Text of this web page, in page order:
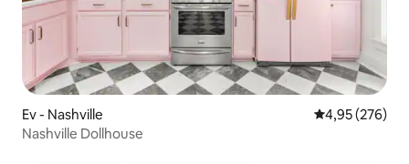
Ev - Nashville 5 üzerinden
4,95 (276)
Nashville Dollhouse